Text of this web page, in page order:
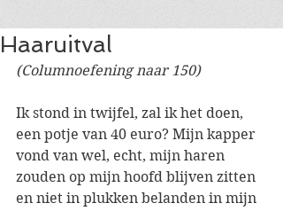
Haaruitval
(Columnoefening naar 150)
Ik stond in twijfel, zal ik het doen,
een potje van 40 euro? Mijn kapper
vond van wel, echt, mijn haren
zouden op mijn hoofd blijven zitten
en niet in plukken belanden in mijn